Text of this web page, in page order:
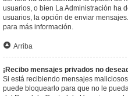
usuarios, o bien La Administración ha
usuarios, la opción de enviar
para más información.
Arriba
¡Recibo mensajes privados no
Si está recibiendo mensajes
puede bloquearlo para que no le